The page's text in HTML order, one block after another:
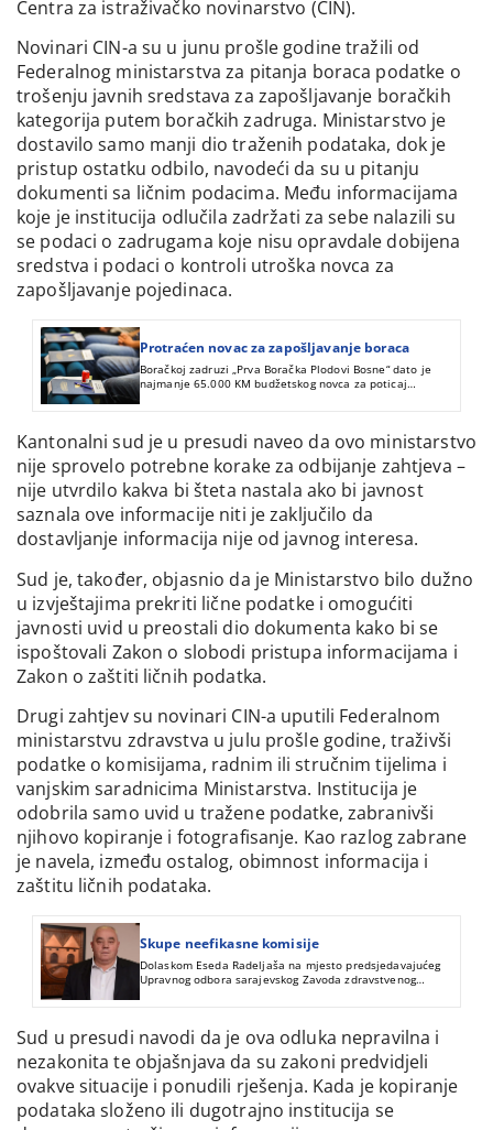
Centra za istraživačko novinarstvo (CIN).
Novinari CIN-a su u junu prošle godine tražili od
Federalnog ministarstva za pitanja boraca podatke o
trošenju javnih sredstava za zapošljavanje boračkih
kategorija putem boračkih zadruga. Ministarstvo je
dostavilo samo manji dio traženih podataka, dok je
pristup ostatku odbilo, navodeći da su u pitanju
dokumenti sa ličnim podacima. Među informacijama
koje je institucija odlučila zadržati za sebe nalazili su
se podaci o zadrugama koje nisu opravdale dobijena
sredstva i podaci o kontroli utroška novca za
zapošljavanje pojedinaca.
Protraćen novac za zapošljavanje boraca
Boračkoj zadruzi „Prva Boračka Plodovi Bosne“ dato je
najmanje 65.000 KM budžetskog novca za poticaj
Kantonalni sud je u presudi naveo da ovo ministarstvo
nije sprovelo potrebne korake za odbijanje zahtjeva –
nije utvrdilo kakva bi šteta nastala ako bi javnost
saznala ove informacije niti je zaključilo da
dostavljanje informacija nije od javnog interesa.
Sud je, također, objasnio da je Ministarstvo bilo dužno
u izvještajima prekriti lične podatke i omogućiti
javnosti uvid u preostali dio dokumenta kako bi se
ispoštovali Zakon o slobodi pristupa informacijama i
Zakon o zaštiti ličnih podatka.
Drugi zahtjev su novinari CIN-a uputili Federalnom
ministarstvu zdravstva u julu prošle godine, traživši
podatke o komisijama, radnim ili stručnim tijelima i
vanjskim saradnicima Ministarstva. Institucija je
odobrila samo uvid u tražene podatke, zabranivši
njihovo kopiranje i fotografisanje. Kao razlog zabrane
je navela, između ostalog, obimnost informacija i
zaštitu ličnih podataka.
Skupe neefikasne komisije
Dolaskom Eseda Radeljaša na mjesto predsjedavajućeg
Upravnog odbora sarajevskog Zavoda zdravstvenog
Sud u presudi navodi da je ova odluka nepravilna i
nezakonita te objašnjava da su zakoni predvidjeli
ovakve situacije i ponudili rješenja. Kada je kopiranje
podataka složeno ili dugotrajno institucija se